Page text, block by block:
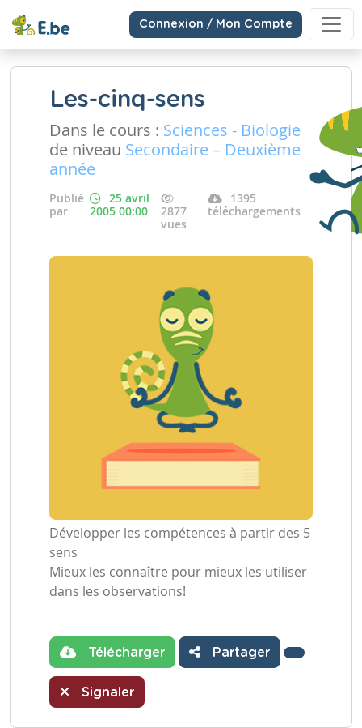
Connexion / Mon Compte
Les-cinq-sens
Dans le cours : Sciences - Biologie
de niveau Secondaire – Deuxième
année
Publié
par
25 avril
2005 00:00
2877
vues
1395
téléchargements
Développer les compétences à partir des 5
sens
Mieux les connaître pour mieux les utiliser
dans les observations!
Télécharger Partager
Signaler